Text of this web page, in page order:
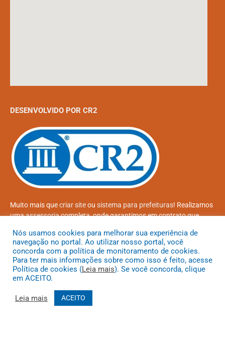
DESENVOLVIDO POR CR2
Muito mais quecriar siteou sistema para prefeituras! Realizamos
umaassessoriacompleta, onde garantimos em contrato que
atendidas.
Conheça oPNTPe oRadar da Transparência Pública
Todos os direitos reservados a Prefeitura Municipal de Coroatá
Nós usamos cookies para melhorar sua experiência de
navegação no portal. Ao utilizar nosso portal, você
concorda com a política de monitoramento de cookies.
Para ter mais informações sobre como isso é feito, acesse
Política de cookies (Leia mais). Se você concorda, clique
em ACEITO.
Leia mais ACEITO